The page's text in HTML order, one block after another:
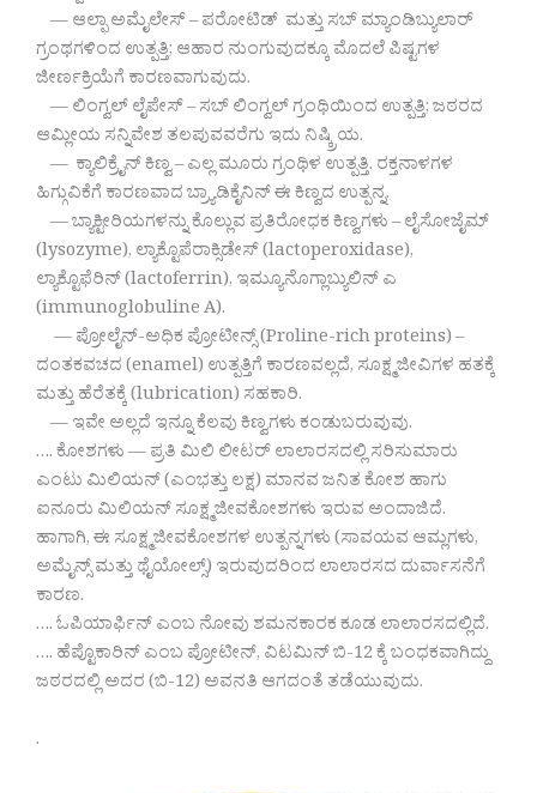
— ಆಲ್ಫಾ ಅಮೈಲೇಸ್ – ಪರೋಟಿಡ್ ಮತ್ತು ಸಬ್ ಮ್ಯಾಂಡಿಬ್ಯುಲಾರ್
ಗ್ರಂಥಗಳಿಂದ ಉತ್ಪತ್ತಿ; ಆಹಾರ ನುಂಗುವುದಕ್ಕೂ ಮೊದಲೆ ಪಿಷ್ಟಗಳ
ಜೀರ್ಣಕ್ರಿಯೆಗೆ ಕಾರಣವಾಗುವುದು.
— ಲಿಂಗ್ವಲ್ ಲೈಪೇಸ್ – ಸಬ್ ಲಿಂಗ್ವಲ್ ಗ್ರಂಥಿಯಿಂದ ಉತ್ಪತ್ತಿ; ಜಠರದ
ಆಮ್ಲೀಯ ಸನ್ನಿವೇಶ ತಲಪುವವರೆಗು ಇದು ನಿಷ್ಕ್ರಿಯ.
— ಕ್ಯಾಲಿಕ್ರೈನ್ ಕಿಣ್ವ – ಎಲ್ಲ ಮೂರು ಗ್ರಂಥಿಳ ಉತ್ಪತ್ತಿ. ರಕ್ತನಾಳಗಳ
ಹಿಗ್ಗುವಿಕೆಗೆ ಕಾರಣವಾದ ಬ್ರ್ಯಾಡಿಕೈನಿನ್ ಈ ಕಿಣ್ವದ ಉತ್ಪನ್ನ.
— ಬ್ಯಾಕ್ಟೀರಿಯಗಳನ್ನು ಕೊಲ್ಲುವ ಪ್ರತಿರೋಧಕ ಕಿಣ್ವಗಳು – ಲೈಸೋಜೈಮ್
(lysozyme), ಲ್ಯಾಕ್ಟೊಪೆರಾಕ್ಸಿಡೇಸ್ (lactoperoxidase),
ಲ್ಯಾಕ್ಟೊಫೆರಿನ್ (lactoferrin), ಇಮ್ಯೂನೊಗ್ಲಾಬ್ಯುಲಿನ್ ಎ
(immunoglobuline A).
— ಪ್ರೋಲೈನ್-ಅಧಿಕ ಪ್ರೋಟೀನ್ಸ್ (Proline-rich proteins) –
ದಂತಕವಚದ (enamel) ಉತ್ಪತ್ತಿಗೆ ಕಾರಣವಲ್ಲದೆ, ಸೂಕ್ಷ್ಮಜೀವಿಗಳ ಹತಕ್ಕೆ
ಮತ್ತು ಹೆರೆತಕ್ಕೆ (lubrication) ಸಹಕಾರಿ.
— ಇವೇ ಅಲ್ಲದೆ ಇನ್ನೂ ಕೆಲವು ಕಿಣ್ವಗಳು ಕಂಡುಬರುವುವು.
…. ಕೋಶಗಳು — ಪ್ರತಿ ಮಿಲಿ ಲೀಟರ್ ಲಾಲಾರಸದಲ್ಲಿ ಸರಿಸುಮಾರು
ಎಂಟು ಮಿಲಿಯನ್ (ಎಂಭತ್ತು ಲಕ್ಷ) ಮಾನವ ಜನಿತ ಕೋಶ ಹಾಗು
ಐನೂರು ಮಿಲಿಯನ್ ಸೂಕ್ಷ್ಮಜೀವಕೋಶಗಳು ಇರುವ ಅಂದಾಜಿದೆ.
ಹಾಗಾಗಿ, ಈ ಸೂಕ್ಷ್ಮಜೀವಕೋಶಗಳ ಉತ್ಪನ್ನಗಳು (ಸಾವಯವ ಆಮ್ಲಗಳು,
ಅಮೈನ್ಸ್ ಮತ್ತು ಥೈಯೋಲ್ಸ್) ಇರುವುದರಿಂದ ಲಾಲಾರಸದ ದುರ್ವಾಸನೆಗೆ
ಕಾರಣ.
…. ಓಪಿಯಾರ್ಫಿನ್ ಎಂಬ ನೋವು ಶಮನಕಾರಕ ಕೂಡ ಲಾಲಾರಸದಲ್ಲಿದೆ.
…. ಹೆಪ್ಟೊಕಾರಿನ್ ಎಂಬ ಪ್ರೋಟೀನ್, ವಿಟಮಿನ್ ಬಿ-12 ಕ್ಕೆ ಬಂಧಕವಾಗಿದ್ದು
ಜಠರದಲ್ಲಿ ಅದರ (ಬಿ-12) ಅವನತಿ ಆಗದಂತೆ ತಡೆಯುವುದು.
.